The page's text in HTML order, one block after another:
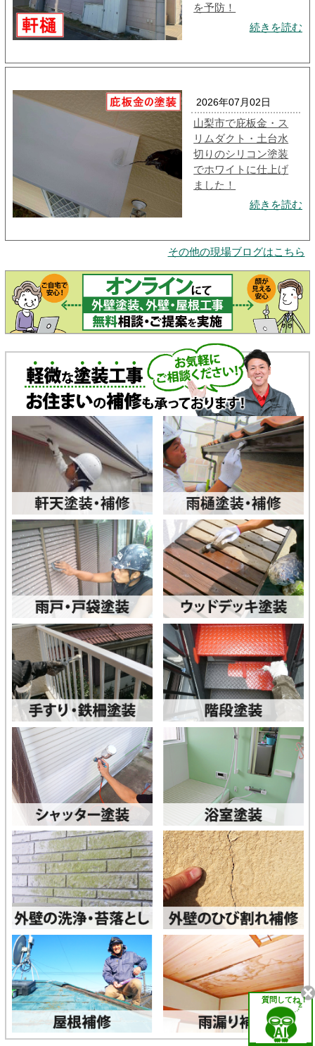
を予防！
続きを読む
2026年07月02日
山梨市で庇板金・ス
リムダクト・土台水
切りのシリコン塗装
でホワイトに仕上げ
ました！
続きを読む
その他の現場ブログはこちら
質問してね！